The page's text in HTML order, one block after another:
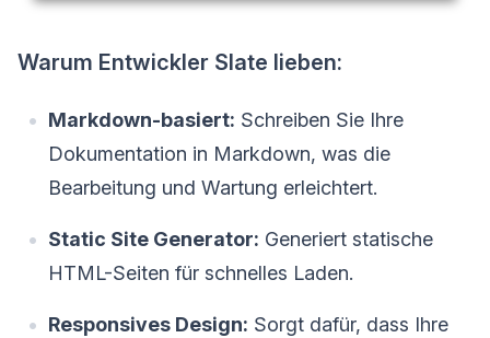
Warum Entwickler Slate lieben:
Markdown-basiert: Schreiben Sie Ihre
Dokumentation in Markdown, was die
Bearbeitung und Wartung erleichtert.
Static Site Generator: Generiert statische
HTML-Seiten für schnelles Laden.
Responsives Design: Sorgt dafür, dass Ihre